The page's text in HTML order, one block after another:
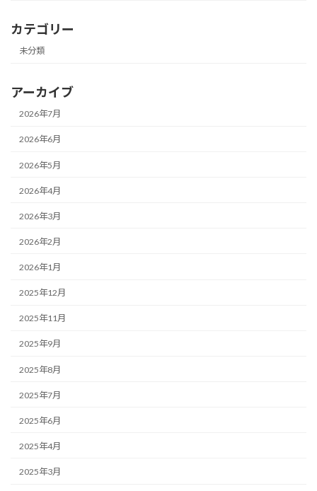
カテゴリー
未分類
アーカイブ
2026年7月
2026年6月
2026年5月
2026年4月
2026年3月
2026年2月
2026年1月
2025年12月
2025年11月
2025年9月
2025年8月
2025年7月
2025年6月
2025年4月
2025年3月